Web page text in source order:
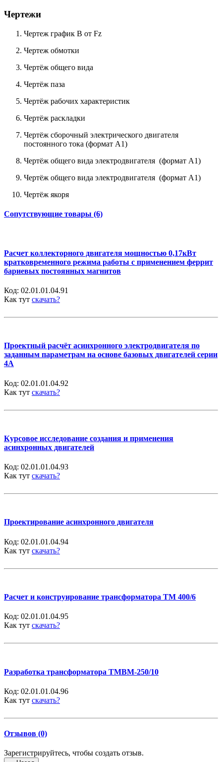
Чертежи
Чертеж график B от Fz
Чертеж обмотки
Чертёж общего вида
Чертёж паза
Чертёж рабочих характеристик
Чертёж раскладки
Чертёж сборочный электрического двигателя
постоянного тока (формат А1)
Чертёж общего вида электродвигателя (формат А1)
Чертёж общего вида электродвигателя (формат А1)
Чертёж якоря
Сопутствующие товары (6)
Расчет коллекторного двигателя мощностью 0,17кВт
кратковременного режима работы с применением феррит
бариевых постоянных магнитов
Код: 02.01.01.04.91
Как тут скачать?
Проектный расчёт асинхронного электродвигателя по
заданным параметрам на основе базовых двигателей серии
4А
Код: 02.01.01.04.92
Как тут скачать?
Курсовое исследование создания и применения
асинхронных двигателей
Код: 02.01.01.04.93
Как тут скачать?
Проектирование асинхронного двигателя
Код: 02.01.01.04.94
Как тут скачать?
Расчет и конструирование трансформатора ТМ 400/6
Код: 02.01.01.04.95
Как тут скачать?
Разработка трансформатора ТМВМ-250/10
Код: 02.01.01.04.96
Как тут скачать?
Отзывов (0)
Зарегистрируйтесь, чтобы создать отзыв.